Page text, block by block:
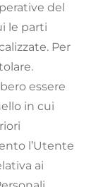
del
le parti
Per
essere
in cui
l’Utente
ai